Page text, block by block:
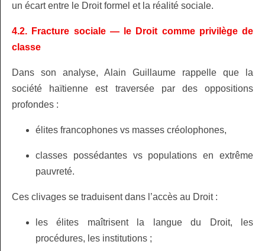
un écart entre le Droit formel et la réalité sociale.
4.2. Fracture sociale — le Droit comme privilège de
classe
Dans son analyse, Alain Guillaume rappelle que la
société haïtienne est traversée par des oppositions
profondes :
élites francophones vs masses créolophones,
classes possédantes vs populations en extrême
pauvreté.
Ces clivages se traduisent dans l’accès au Droit :
les élites maîtrisent la langue du Droit, les
procédures, les institutions ;